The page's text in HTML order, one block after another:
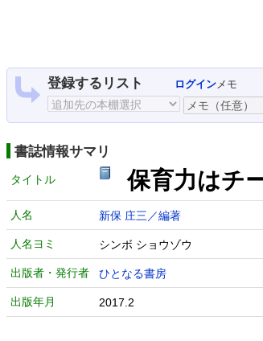
登録するリスト ログインメモ
書誌情報サマリ
タイトル 保育力はチ
人名 新保 庄三／編著
人名ヨミ シンボ ショウゾウ
出版者・発行者 ひとなる書房
出版年月 2017.2